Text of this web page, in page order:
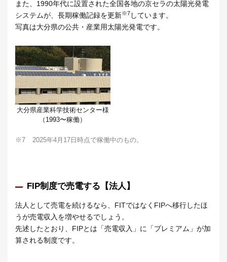
また、1990年代に設置された全国各地の京セラの太陽光発電
システムが、長期稼働記録を更新※7 しています。
写真は大分県の公共・産業用太陽光発電です。
大分県産業科学技術センター様
（1993〜稼働）
※7 2025年4月17日時点で稼働中のもの。
FIP制度で売電する【法人】
法人として売電を続けるなら、FITではなくFIPへ移行したほ
うが売電収入を増やせるでしょう。
先述したとおり、FIPとは「売電収入」に「プレミアム」が加
算される制度です。